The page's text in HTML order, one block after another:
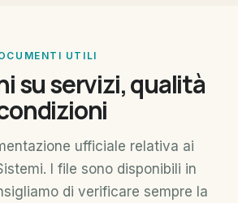
UTILI
su servizi, qualità
ufficiale relativa ai
I file sono disponibili in
di verificare sempre la